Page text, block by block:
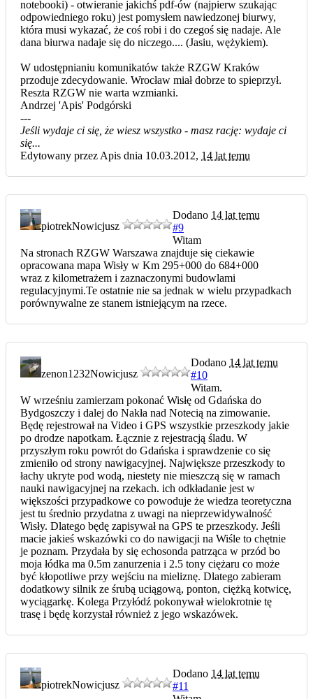
notebooki) - otwieranie jakichś pdf-ów (najpierw szukając
odpowiedniego roku) jest pomysłem nawiedzonej biurwy,
która musi wykazać, że coś robi i do czegoś się nadaje. Ale
dana biurwa nadaje się do niczego.... (Jasiu, wężykiem).
W udostępnianiu komunikatów także RZGW Kraków
przoduje zdecydowanie. Wrocław miał dobrze to spieprzył.
Reszta RZGW nie warta wzmianki.
Andrzej 'Apis' Podgórski
---
Jeśli wydaje ci się, że wiesz wszystko - masz rację: wydaje ci
się...
Edytowany przez Apis dnia 10.03.2012, 14 lat temu
piotrekNowicjusz
Dodano 14 lat temu
#9
Witam
Na stronach RZGW Warszawa znajduje się ciekawie
opracowana mapa Wisły w Km 295+000 do 684+000
wraz z kilometrażem i zaznaczonymi budowlami
regulacyjnymi.Te ostatnie nie sa jednak w wielu przypadkach
porównywalne ze stanem istniejącym na rzece.
zenon1232Nowicjusz
Dodano 14 lat temu
#10
Witam.
W wrześniu zamierzam pokonać Wisłę od Gdańska do
Bydgoszczy i dalej do Nakła nad Notecią na zimowanie.
Będę rejestrował na Video i GPS wszystkie przeszkody jakie
po drodze napotkam. Łącznie z rejestracją śladu. W
przyszłym roku powrót do Gdańska i sprawdzenie co się
zmieniło od strony nawigacyjnej. Największe przeszkody to
łachy ukryte pod wodą, niestety nie mieszczą się w ramach
nauki nawigacyjnej na rzekach. ich odkładanie jest w
większości przypadkowe co powoduje że wiedza teoretyczna
jest tu średnio przydatna z uwagi na nieprzewidywalność
Wisły. Dlatego będę zapisywał na GPS te przeszkody. Jeśli
macie jakieś wskazówki co do nawigacji na Wiśle to chętnie
je poznam. Przydała by się echosonda patrząca w przód bo
moja łódka ma 0.5m zanurzenia i 2.5 tony ciężaru co może
być kłopotliwe przy wejściu na mieliznę. Dlatego zabieram
dodatkowy silnik ze śrubą uciągową, ponton, ciężką kotwicę,
wyciągarkę. Kolega Przyłódź pokonywał wielokrotnie tę
trasę i będę korzystał również z jego wskazówek.
piotrekNowicjusz
Dodano 14 lat temu
#11